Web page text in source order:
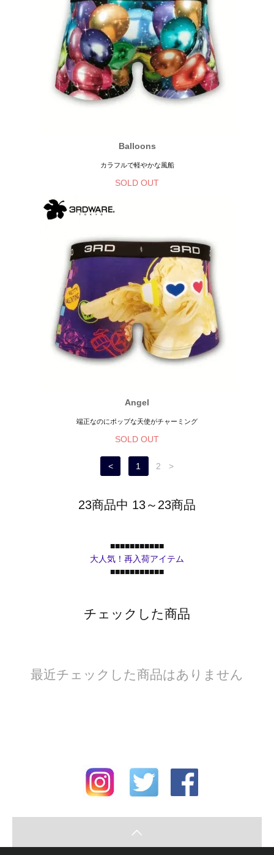
Balloons
カラフルで軽やかな風船
SOLD OUT
Angel
端正なのにポップな天使がチャーミング
SOLD OUT
< 1 2 >
23商品中 13～23商品
■■■■■■■■■■■
大人気！再入荷アイテム
■■■■■■■■■■■
チェックした商品
最近チェックした商品はありません